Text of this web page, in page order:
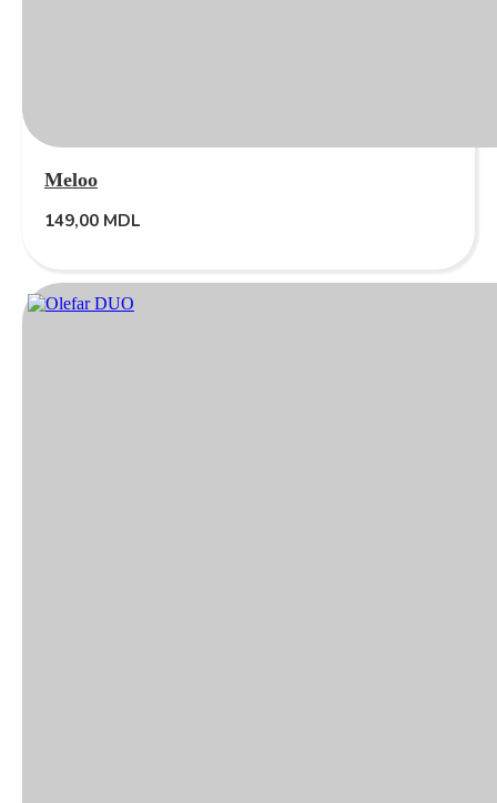
Meloo
149,00 MDL